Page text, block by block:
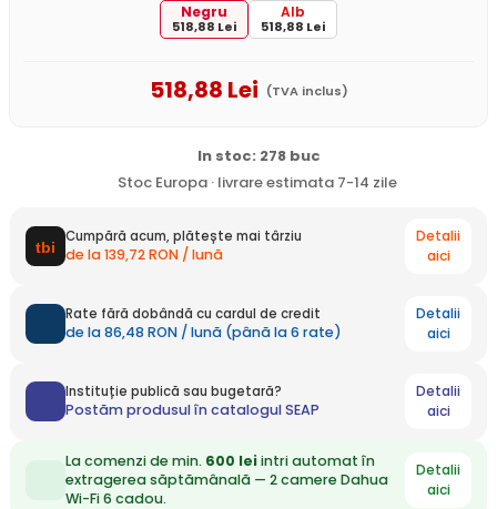
Negru
518,88 Lei
Alb
518,88 Lei
518,88 Lei (TVA inclus)
In stoc: 278 buc
Stoc Europa · livrare estimata 7-14 zile
Cumpără acum, plătește mai târziu
de la 139,72 RON / lună
Detalii
aici
Rate fără dobândă cu cardul de credit
de la 86,48 RON / lună (până la 6 rate)
Detalii
aici
Instituție publică sau bugetară?
Postăm produsul în catalogul SEAP
Detalii
aici
La comenzi de min. 600 leiintri automat în
extragerea săptămânală — 2 camere Dahua
Wi-Fi 6 cadou.
Detalii
aici